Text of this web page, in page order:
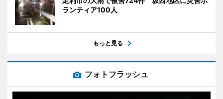
ランティア100人
もっと見る
フォトフラッシュ